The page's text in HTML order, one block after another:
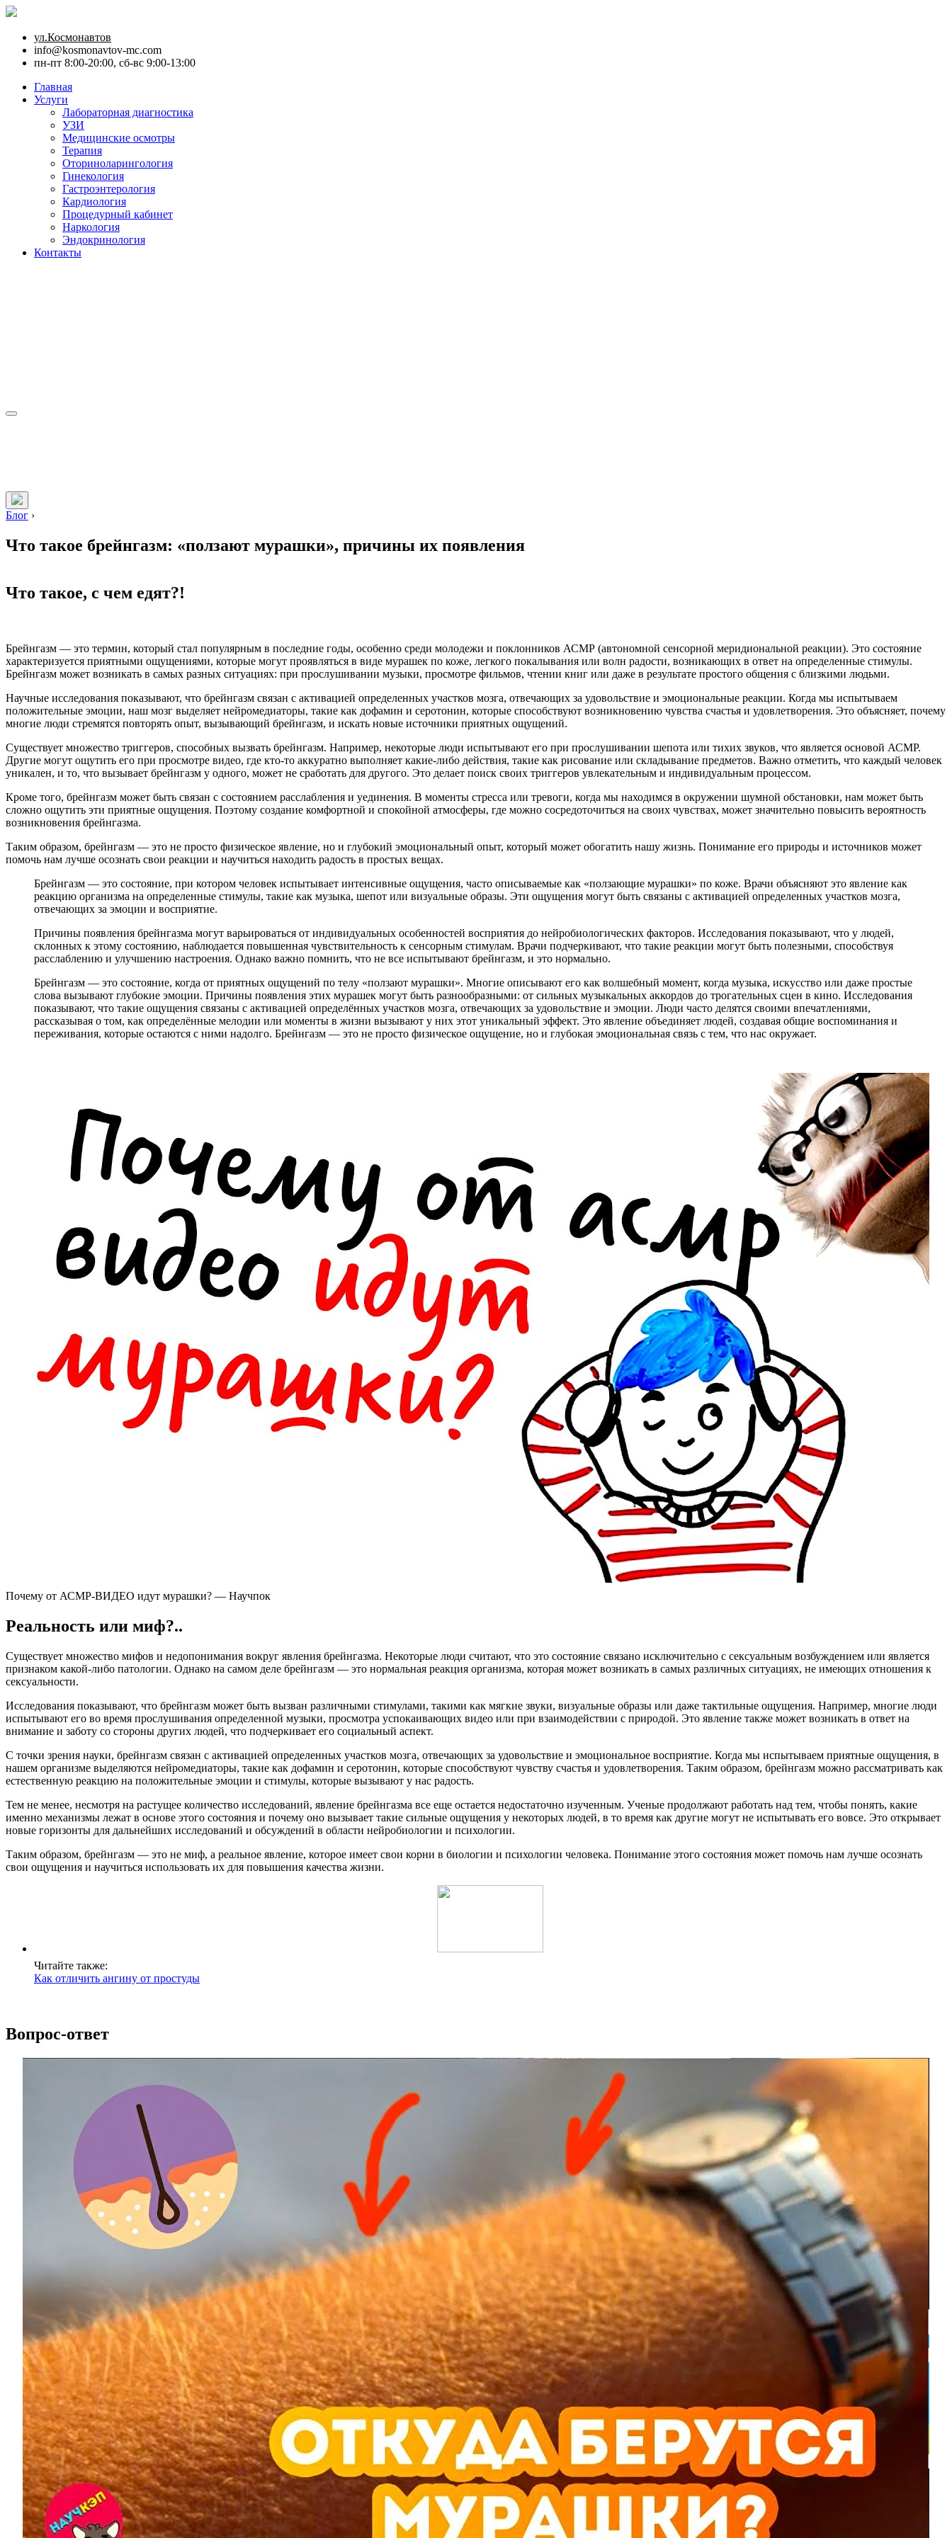
ул.Космонавтов
info@kosmonavtov-mc.com
пн-пт 8:00-20:00, сб-вс 9:00-13:00
Главная
Услуги
Лабораторная диагностика
УЗИ
Медицинские осмотры
Терапия
Оториноларингология
Гинекология
Гастроэнтерология
Кардиология
Процедурный кабинет
Наркология
Эндокринология
Контакты
Блог ›
Что такое брейнгазм: «ползают мурашки», причины их появления
Что такое, с чем едят?!
Брейнгазм — это термин, который стал популярным в последние годы, особенно среди молодежи и поклонников АСМР (автономной сенсорной меридиональной реакции). Это состояние
характеризуется приятными ощущениями, которые могут проявляться в виде мурашек по коже, легкого покалывания или волн радости, возникающих в ответ на определенные стимулы.
Брейнгазм может возникать в самых разных ситуациях: при прослушивании музыки, просмотре фильмов, чтении книг или даже в результате простого общения с близкими людьми.
Научные исследования показывают, что брейнгазм связан с активацией определенных участков мозга, отвечающих за удовольствие и эмоциональные реакции. Когда мы испытываем
положительные эмоции, наш мозг выделяет нейромедиаторы, такие как дофамин и серотонин, которые способствуют возникновению чувства счастья и удовлетворения. Это объясняет, почему
многие люди стремятся повторять опыт, вызывающий брейнгазм, и искать новые источники приятных ощущений.
Существует множество триггеров, способных вызвать брейнгазм. Например, некоторые люди испытывают его при прослушивании шепота или тихих звуков, что является основой АСМР.
Другие могут ощутить его при просмотре видео, где кто-то аккуратно выполняет какие-либо действия, такие как рисование или складывание предметов. Важно отметить, что каждый человек
уникален, и то, что вызывает брейнгазм у одного, может не сработать для другого. Это делает поиск своих триггеров увлекательным и индивидуальным процессом.
Кроме того, брейнгазм может быть связан с состоянием расслабления и уединения. В моменты стресса или тревоги, когда мы находимся в окружении шумной обстановки, нам может быть
сложно ощутить эти приятные ощущения. Поэтому создание комфортной и спокойной атмосферы, где можно сосредоточиться на своих чувствах, может значительно повысить вероятность
возникновения брейнгазма.
Таким образом, брейнгазм — это не просто физическое явление, но и глубокий эмоциональный опыт, который может обогатить нашу жизнь. Понимание его природы и источников может
помочь нам лучше осознать свои реакции и научиться находить радость в простых вещах.
Брейнгазм — это состояние, при котором человек испытывает интенсивные ощущения, часто описываемые как «ползающие мурашки» по коже. Врачи объясняют это явление как
реакцию организма на определенные стимулы, такие как музыка, шепот или визуальные образы. Эти ощущения могут быть связаны с активацией определенных участков мозга,
отвечающих за эмоции и восприятие.
Причины появления брейнгазма могут варьироваться от индивидуальных особенностей восприятия до нейробиологических факторов. Исследования показывают, что у людей,
склонных к этому состоянию, наблюдается повышенная чувствительность к сенсорным стимулам. Врачи подчеркивают, что такие реакции могут быть полезными, способствуя
расслаблению и улучшению настроения. Однако важно помнить, что не все испытывают брейнгазм, и это нормально.
Брейнгазм — это состояние, когда от приятных ощущений по телу «ползают мурашки». Многие описывают его как волшебный момент, когда музыка, искусство или даже простые
слова вызывают глубокие эмоции. Причины появления этих мурашек могут быть разнообразными: от сильных музыкальных аккордов до трогательных сцен в кино. Исследования
показывают, что такие ощущения связаны с активацией определённых участков мозга, отвечающих за удовольствие и эмоции. Люди часто делятся своими впечатлениями,
рассказывая о том, как определённые мелодии или моменты в жизни вызывают у них этот уникальный эффект. Это явление объединяет людей, создавая общие воспоминания и
переживания, которые остаются с ними надолго. Брейнгазм — это не просто физическое ощущение, но и глубокая эмоциональная связь с тем, что нас окружает.
Почему от АСМР-ВИДЕО идут мурашки? — Научпок
Реальность или миф?..
Существует множество мифов и недопонимания вокруг явления брейнгазма. Некоторые люди считают, что это состояние связано исключительно с сексуальным возбуждением или является
признаком какой-либо патологии. Однако на самом деле брейнгазм — это нормальная реакция организма, которая может возникать в самых различных ситуациях, не имеющих отношения к
сексуальности.
Исследования показывают, что брейнгазм может быть вызван различными стимулами, такими как мягкие звуки, визуальные образы или даже тактильные ощущения. Например, многие люди
испытывают его во время прослушивания определенной музыки, просмотра успокаивающих видео или при взаимодействии с природой. Это явление также может возникать в ответ на
внимание и заботу со стороны других людей, что подчеркивает его социальный аспект.
С точки зрения науки, брейнгазм связан с активацией определенных участков мозга, отвечающих за удовольствие и эмоциональное восприятие. Когда мы испытываем приятные ощущения, в
нашем организме выделяются нейромедиаторы, такие как дофамин и серотонин, которые способствуют чувству счастья и удовлетворения. Таким образом, брейнгазм можно рассматривать как
естественную реакцию на положительные эмоции и стимулы, которые вызывают у нас радость.
Тем не менее, несмотря на растущее количество исследований, явление брейнгазма все еще остается недостаточно изученным. Ученые продолжают работать над тем, чтобы понять, какие
именно механизмы лежат в основе этого состояния и почему оно вызывает такие сильные ощущения у некоторых людей, в то время как другие могут не испытывать его вовсе. Это открывает
новые горизонты для дальнейших исследований и обсуждений в области нейробиологии и психологии.
Таким образом, брейнгазм — это не миф, а реальное явление, которое имеет свои корни в биологии и психологии человека. Понимание этого состояния может помочь нам лучше осознать
свои ощущения и научиться использовать их для повышения качества жизни.
Читайте также:
Как отличить ангину от простуды
Вопрос-ответ